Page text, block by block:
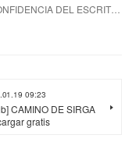
DEL ESCRIT…
09:23
CAMINO DE SIRGA
gratis